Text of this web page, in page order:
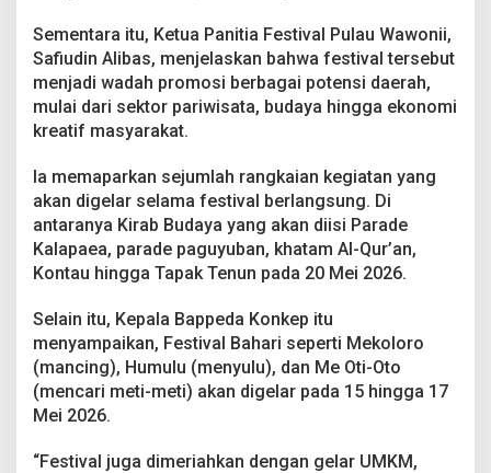
W
r
g
a
Sementara itu, Ketua Panitia Festival Pulau Wawonii,
Safiudin Alibas, menjelaskan bahwa festival tersebut
menjadi wadah promosi berbagai potensi daerah,
mulai dari sektor pariwisata, budaya hingga ekonomi
kreatif masyarakat.
Ia memaparkan sejumlah rangkaian kegiatan yang
akan digelar selama festival berlangsung. Di
antaranya Kirab Budaya yang akan diisi Parade
Kalapaea, parade paguyuban, khatam Al-Qur’an,
Kontau hingga Tapak Tenun pada 20 Mei 2026.
Selain itu, Kepala Bappeda Konkep itu
menyampaikan, Festival Bahari seperti Mekoloro
(mancing), Humulu (menyulu), dan Me Oti-Oto
(mencari meti-meti) akan digelar pada 15 hingga 17
Mei 2026.
“Festival juga dimeriahkan dengan gelar UMKM,